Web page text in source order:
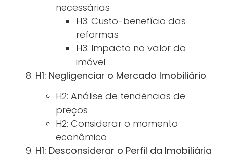
necessárias
H3: Custo-benefício das
reformas
H3: Impacto no valor do
imóvel
H1: Negligenciar o Mercado Imobiliário
H2: Análise de tendências de
preços
H2: Considerar o momento
econômico
H1: Desconsiderar o Perfil da Imobiliária